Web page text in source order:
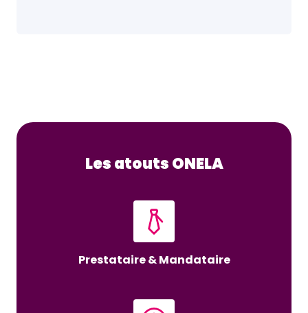
Les atouts ONELA
Prestataire & Mandataire